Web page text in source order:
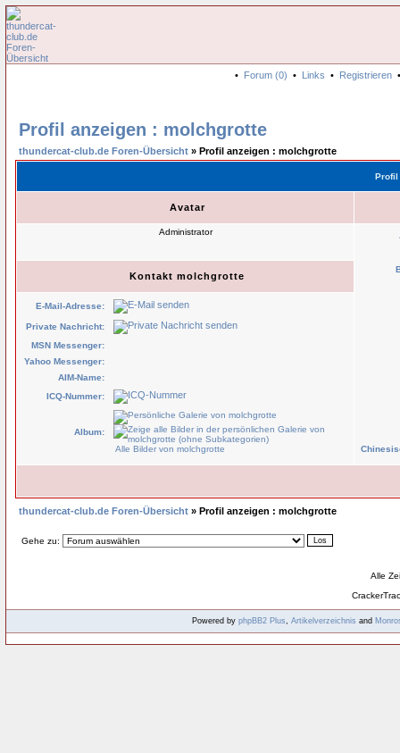
• Forum (0) • Links • Registrieren
Profil anzeigen : molchgrotte
thundercat-club.de Foren-Übersicht » Profil anzeigen : molchgrotte
Profil
Avatar
Administrator
Kontakt molchgrotte
E-Mail-Adresse:
Private Nachricht:
MSN Messenger:
Yahoo Messenger:
AIM-Name:
ICQ-Nummer:
Album:
Alle Bilder von molchgrotte
thundercat-club.de Foren-Übersicht » Profil anzeigen : molchgrotte
Gehe zu:
Alle
Powered by phpBB2 Plus, Artikelverzeichnis and